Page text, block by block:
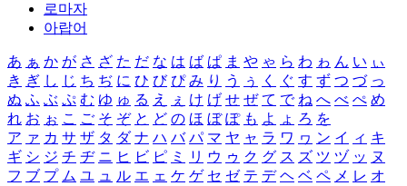
로마자
아랍어
あ ぁ か が さ ざ た だ な は ば ぱ ま や ゃ ら わ ゎ ん い ぃ
き ぎ し じ ち ぢ に ひ び ぴ み り う ぅ く ぐ す ず つ づ っ
ぬ ふ ぶ ぷ む ゆ ゅ る え ぇ け げ せ ぜ て で ね へ べ ぺ め
れ お ぉ こ ご そ ぞ と ど の ほ ぼ ぽ も よ ょ ろ を
ア ァ カ サ ザ タ ダ ナ ハ バ パ マ ヤ ャ ラ ワ ヮ ン イ ィ キ
ギ シ ジ チ ヂ ニ ヒ ビ ピ ミ リ ウ ゥ ク グ ス ズ ツ ヅ ッ ヌ
フ ブ プ ム ユ ュ ル エ ェ ケ ゲ セ ゼ テ デ ヘ ベ ペ メ レ オ